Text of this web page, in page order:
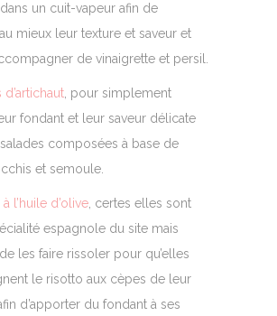
un cuit-vapeur afin de
mieux leur texture et saveur et
de vinaigrette et persil.
, pour simplement
fondant et leur saveur délicate
composées à base de
et semoule.
l’huile d’olive, certes elles sont
espagnole du site mais
de les faire rissoler pour qu’elles
le risotto aux cèpes de leur
d’apporter du fondant à ses